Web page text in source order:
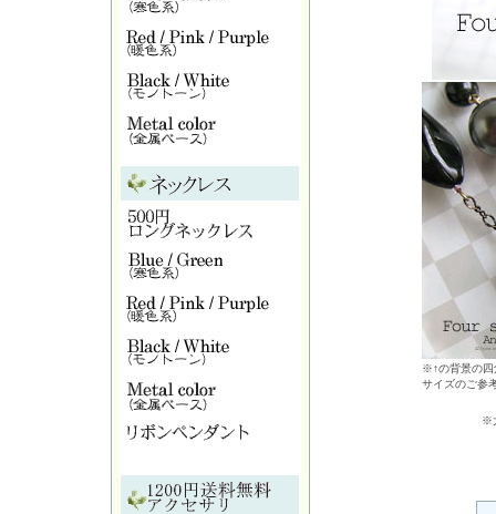
※↑の背景の四
サイズのご参
※